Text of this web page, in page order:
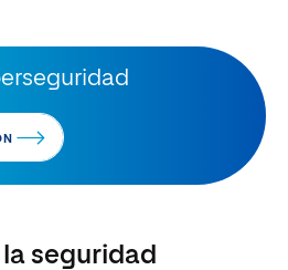
seguridad